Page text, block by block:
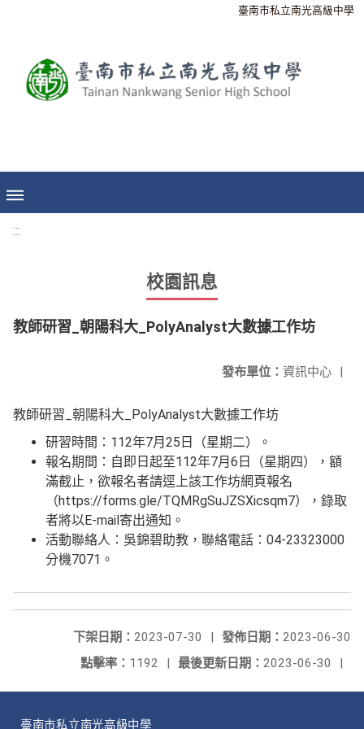
臺南市私立南光高級中學
:::
校園訊息
教師研習_朝陽科大_PolyAnalyst大數據工作坊
發布單位： 資訊中心 |
教師研習_朝陽科大_PolyAnalyst大數據工作坊
研習時間：112年7月25日（星期二）。
報名期間：自即日起至112年7月6日（星期四），額
滿截止，欲報名者請逕上該工作坊網頁報名
（https://forms.gle/TQMRgSuJZSXicsqm7），錄取
者將以E-mail寄出通知。
活動聯絡人：吳錦碧助教，聯絡電話：04-23323000
分機7071。
發佈日期： 2023-06-30
下架日期： 2023-07-30
|
最後更新日期： 2023-06-30 |
點擊率： 1192 |
臺南市私立南光高級中學